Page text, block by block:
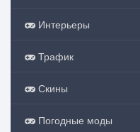
Интерьеры
Трафик
Скины
Погодные моды